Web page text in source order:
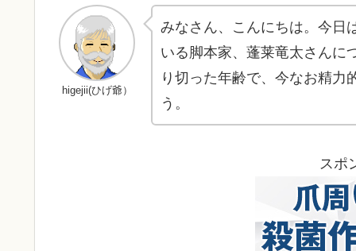
higejii(ひげ爺）
みなさん、こんにちは。今日
いる脚本家、蓬莱竜太さんに
り切った年齢で、今なお精力
う。
スポ